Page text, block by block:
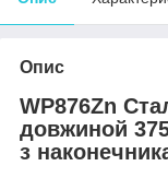
Опис
WP876Zn
довжиной
з